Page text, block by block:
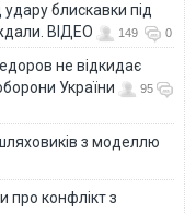
удару блискавки під
ВІДЕО
149 0
не відкидає
України
95
з моделлю
про конфлікт з